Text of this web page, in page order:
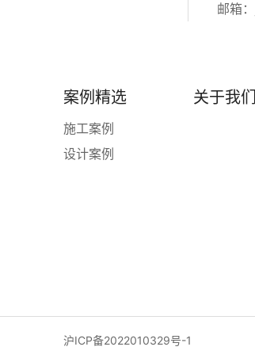
邮箱：
案例精选
施工案例
设计案例
关于我们
沪ICP备2022010329号-1